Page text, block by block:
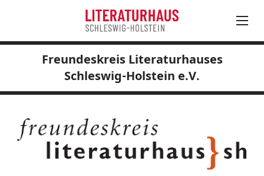
Freundeskreis Literaturhauses
Schleswig-Holstein e.V.
August
Mo Di Mi Do Fr Sa So
27 28 29 30 31 1
2
10
11 12 13 14
17
18 19 20 21 22
23
PROGRAMM
MITARBEITER*INNEN
SPENDEN
VORSTAND UND MITGLIEDER